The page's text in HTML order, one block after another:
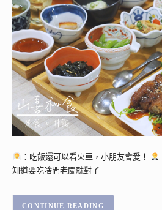
：吃飯還可以看火車，小朋友會愛！
知道要吃啥問老闆就對了
CONTINUE READING